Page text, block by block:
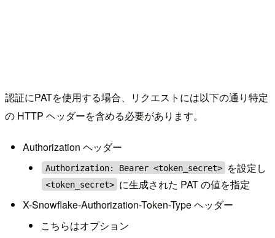
認証にPATを使用する場合、リクエストには以下の通り特定
の HTTP ヘッダーを含める必要があります。
Authorization ヘッダー
Authorization: Bearer <token_secret> を設定し
<token_secret> に生成された PAT の値を指定
X-Snowflake-Authorization-Token-Type ヘッダー
こちらはオプション